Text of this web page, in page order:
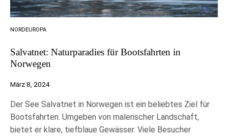
NORDEUROPA
Salvatnet: Naturparadies für Bootsfahrten in
Norwegen
März 8, 2024
Der See Salvatnet in Norwegen ist ein beliebtes Ziel für
Bootsfahrten. Umgeben von malerischer Landschaft,
bietet er klare, tiefblaue Gewässer. Viele Besucher